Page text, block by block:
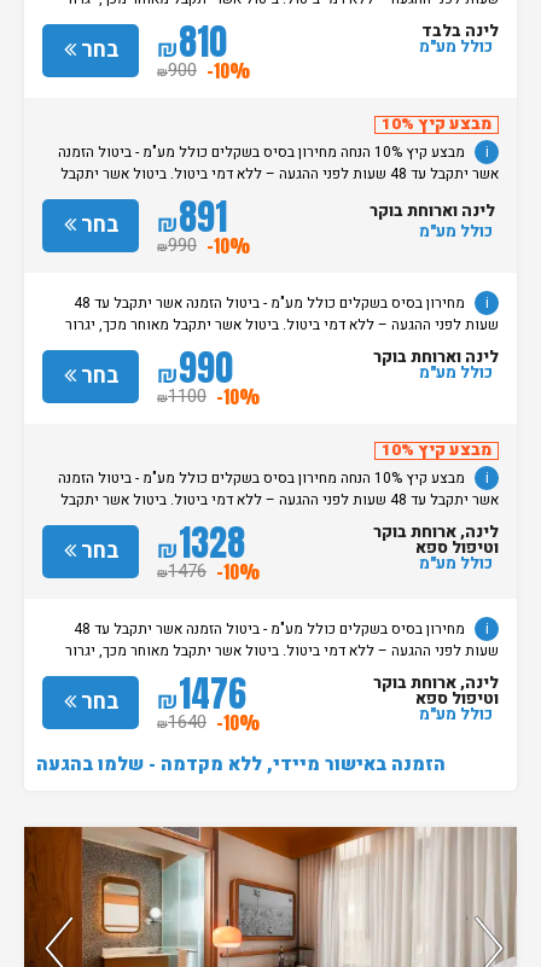
חיוב בסך 50% מעלות ההזמנה. אי הגעה ללא כל הודעה מוקדמת תגרור חיוב
בסך 100% מעלות ההזמנה. מדיניות קבלת/עזיבת חדרים: שעת קבלת החדרים
הינה החל מהשעה 15:00. בימי שבת / חג: קבלת חדרים החל מצאת
השבת/החג. שעת עזיבת חדרים בכל ימות השבוע עד השעה 11:00. בימי שבת/
בחר ₪810
₪900 -10%
לינה בלבד
כולל מע"מ
מבצע קיץ 10%
i
מבצע קיץ 10% הנחה מחירון בסיס בשקלים כולל מע"מ - ביטול הזמנה
אשר יתקבל עד 48 שעות לפני ההגעה – ללא דמי ביטול. ביטול אשר יתקבל
מאוחר מכך, יגרור חיוב בסך 50% מעלות ההזמנה. אי הגעה ללא כל הודעה
מוקדמת תגרור חיוב בסך 100% מעלות ההזמנה. מדיניות קבלת/עזיבת חדרים:
שעת קבלת החדרים הינה החל מהשעה 15:00. בימי שבת / חג: קבלת חדרים
החל מצאת השבת/החג. שעת עזיבת חדרים בכל ימות השבוע עד השעה 11:00.
בחר ₪891
₪990 -10%
לינה וארוחת בוקר
כולל מע"מ
i
מחירון בסיס בשקלים כולל מע"מ - ביטול הזמנה אשר יתקבל עד 48
שעות לפני ההגעה – ללא דמי ביטול. ביטול אשר יתקבל מאוחר מכך, יגרור
חיוב בסך 50% מעלות ההזמנה. אי הגעה ללא כל הודעה מוקדמת תגרור חיוב
בסך 100% מעלות ההזמנה. מדיניות קבלת/עזיבת חדרים: שעת קבלת החדרים
הינה החל מהשעה 15:00. בימי שבת / חג: קבלת חדרים החל מצאת
השבת/החג. שעת עזיבת חדרים בכל ימות השבוע עד השעה 11:00. בימי שבת/
בחר ₪990
₪1100 -10%
לינה וארוחת בוקר
כולל מע"מ
מבצע קיץ 10%
i
מבצע קיץ 10% הנחה מחירון בסיס בשקלים כולל מע"מ - ביטול הזמנה
אשר יתקבל עד 48 שעות לפני ההגעה – ללא דמי ביטול. ביטול אשר יתקבל
מאוחר מכך, יגרור חיוב בסך 50% מעלות ההזמנה. אי הגעה ללא כל הודעה
מוקדמת תגרור חיוב בסך 100% מעלות ההזמנה. מדיניות קבלת/עזיבת חדרים:
שעת קבלת החדרים הינה החל מהשעה 15:00. בימי שבת / חג: קבלת חדרים
החל מצאת השבת/החג. שעת עזיבת חדרים בכל ימות השבוע עד השעה 11:00.
בחר ₪1328
₪1476 -10%
לינה, ארוחת בוקר
וטיפול ספא
כולל מע"מ
i
מחירון בסיס בשקלים כולל מע"מ - ביטול הזמנה אשר יתקבל עד 48
שעות לפני ההגעה – ללא דמי ביטול. ביטול אשר יתקבל מאוחר מכך, יגרור
חיוב בסך 50% מעלות ההזמנה. אי הגעה ללא כל הודעה מוקדמת תגרור חיוב
בסך 100% מעלות ההזמנה. מדיניות קבלת/עזיבת חדרים: שעת קבלת החדרים
הינה החל מהשעה 15:00. בימי שבת / חג: קבלת חדרים החל מצאת
השבת/החג. שעת עזיבת חדרים בכל ימות השבוע עד השעה 11:00. בימי שבת/
בחר ₪1476
₪1640 -10%
לינה, ארוחת בוקר
וטיפול ספא
כולל מע"מ
הזמנה באישור מיידי, ללא מקדמה - שלמו בהגעה